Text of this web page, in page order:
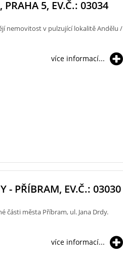
PRAHA 5, EV.Č.: 03034
nemovitost v pulzující lokalitě Andělu /
více informací...
- PŘÍBRAM, EV.Č.: 03030
města Příbram, ul. Jana Drdy.
více informací...